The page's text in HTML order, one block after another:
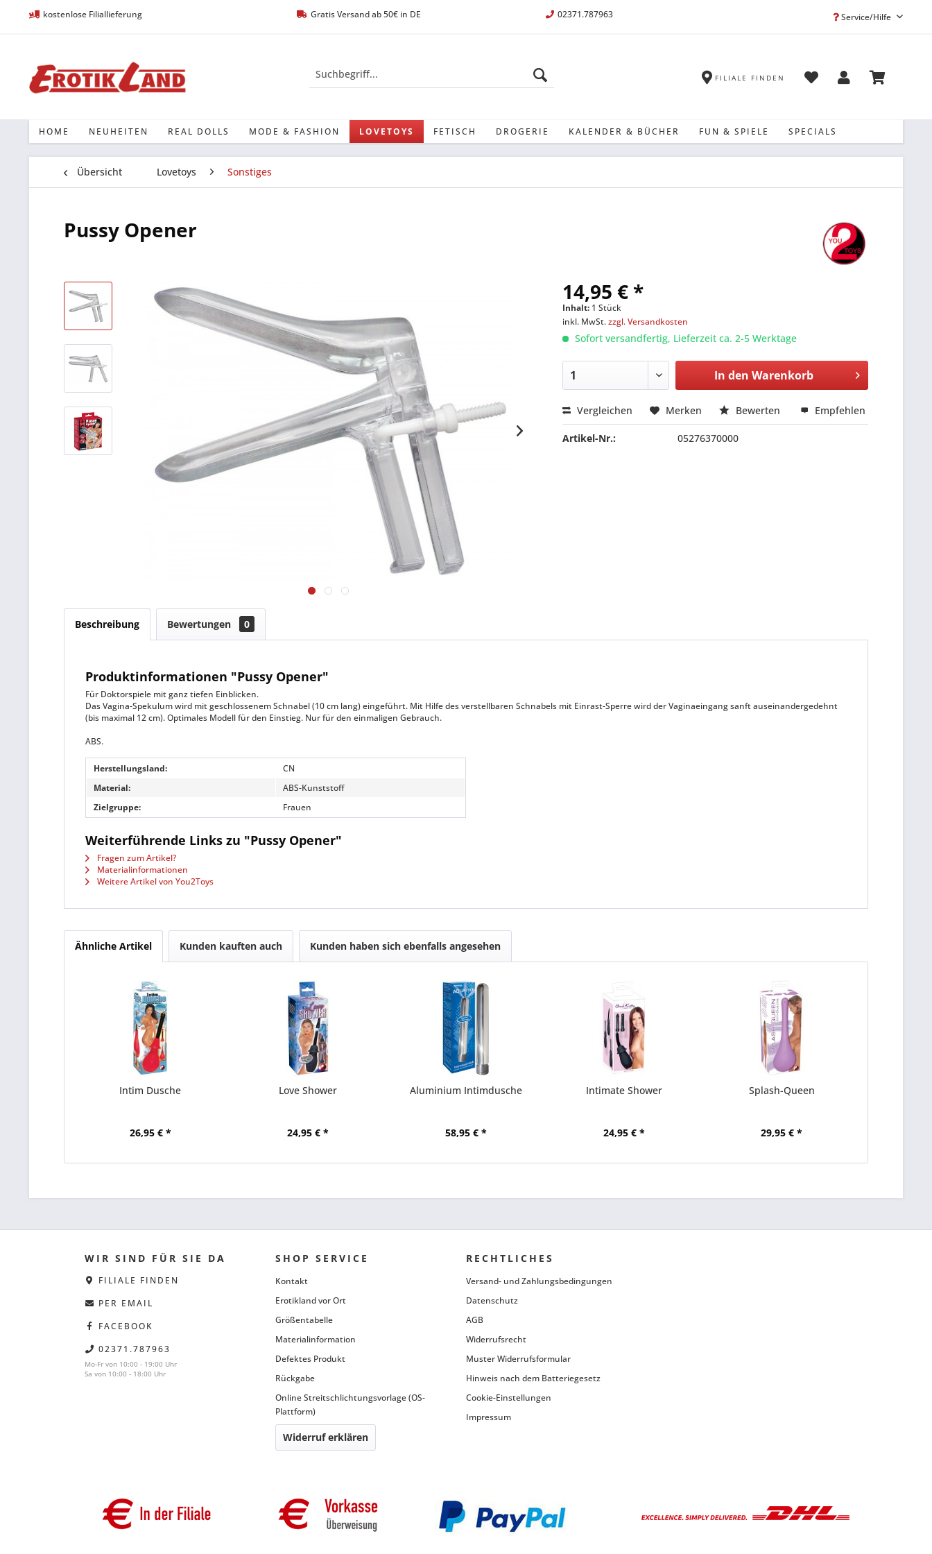
kostenlose Filiallieferung Gratis Versand ab 50€ in DE 02371.787963 Service/Hilfe
FILIALE FINDEN
HOME NEUHEITEN REAL DOLLS MODE & FASHION LOVETOYS FETISCH DROGERIE KALENDER & BÜCHER FUN & SPIELE SPECIALS
Übersicht Lovetoys Sonstiges
Pussy Opener
14,95 € *
Inhalt: 1 Stück
inkl. MwSt.zzgl. Versandkosten
Sofort versandfertig, Lieferzeit ca. 2-5 Werktage
In den Warenkorb
Vergleichen Merken Bewerten Empfehlen
Artikel-Nr.: 05276370000
Beschreibung Bewertungen 0
Produktinformationen "Pussy Opener"
Für Doktorspiele mit ganz tiefen Einblicken.
Das Vagina-Spekulum wird mit geschlossenem Schnabel (10 cm lang) eingeführt. Mit Hilfe des verstellbaren Schnabels mit Einrast-Sperre wird der Vaginaeingang sanft auseinandergedehnt
(bis maximal 12 cm). Optimales Modell für den Einstieg. Nur für den einmaligen Gebrauch.
ABS.
Herstellungsland:
CN
Material:
ABS-Kunststoff
Zielgruppe:
Frauen
Weiterführende Links zu "Pussy Opener"
Fragen zum Artikel?
Materialinformationen
Weitere Artikel von You2Toys
Ähnliche Artikel Kunden kauften auch Kunden haben sich ebenfalls angesehen
Intim Dusche
26,95 € *
Love Shower
24,95 € *
Aluminium Intimdusche
58,95 € *
Intimate Shower
24,95 € *
Splash-Queen
29,95 € *
WIR SIND FÜR SIE DA
FILIALE FINDEN
PER EMAIL
FACEBOOK
02371.787963
Mo-Fr von 10:00 - 19:00 Uhr
Sa von 10:00 - 18:00 Uhr
SHOP SERVICE
Kontakt
Erotikland vor Ort
Größentabelle
Materialinformation
Defektes Produkt
Rückgabe
Online Streitschlichtungsvorlage (OS-
Plattform)
Widerruf erklären
RECHTLICHES
Versand- und Zahlungsbedingungen
Datenschutz
AGB
Widerrufsrecht
Muster Widerrufsformular
Hinweis nach dem Batteriegesetz
Cookie-Einstellungen
Impressum